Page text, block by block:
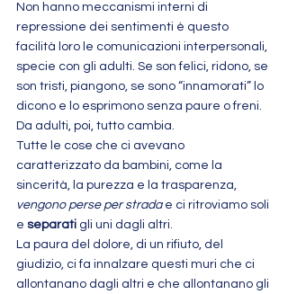
Non hanno meccanismi interni di
repressione dei sentimenti è questo
facilità loro le comunicazioni interpersonali,
specie con gli adulti. Se son felici, ridono, se
son tristi, piangono, se sono “innamorati” lo
dicono e lo esprimono senza paure o freni.
Da adulti, poi, tutto cambia.
Tutte le cose che ci avevano
caratterizzato da bambini, come la
sincerità, la purezza e la trasparenza,
vengono perse per strada e ci ritroviamo soli
e separati gli uni dagli altri.
La paura del dolore, di un rifiuto, del
giudizio, ci fa innalzare questi muri che ci
allontanano dagli altri e che allontanano gli